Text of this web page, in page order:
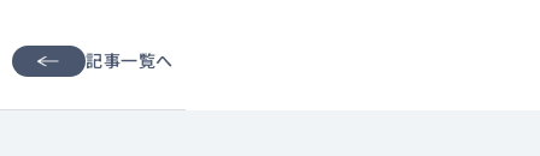
記事一覧へ